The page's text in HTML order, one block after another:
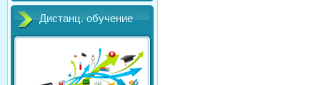
Дистанц. обучение